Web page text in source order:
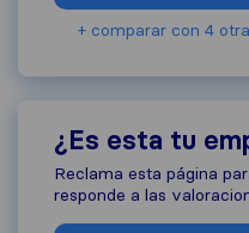
+ comparar con 4
¿Es esta tu
Reclama esta página
responde a las